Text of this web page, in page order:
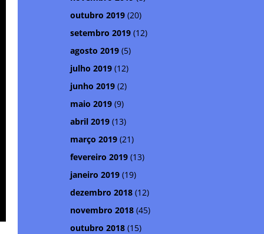
outubro 2019 (20)
setembro 2019 (12)
agosto 2019 (5)
julho 2019 (12)
junho 2019 (2)
maio 2019 (9)
abril 2019 (13)
março 2019 (21)
fevereiro 2019 (13)
janeiro 2019 (19)
dezembro 2018 (12)
novembro 2018 (45)
outubro 2018 (15)